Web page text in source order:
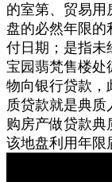
的室第、贸易用
盘的必然年限的
付日期；是指未
宝园翡梵售楼处
物向银行贷款，
质贷款就是典
购房产做贷款典
该地盘利用年限